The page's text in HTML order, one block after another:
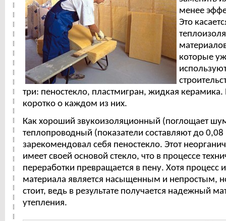
менее
Это
которые
три: пеностекло, пластмигран, жидкая
коротко о каждом из них.
Как хороший звукоизоляционный (поглощает
теплопроводный (показатели составляют до
зарекомендовал себя пеностекло. Этот
имеет своей основой стекло, что в процессе
переработки превращается в пену. Хотя процесс
материала является насыщенным и непростым,
стоит, ведь в результате получается надежный
утепления.